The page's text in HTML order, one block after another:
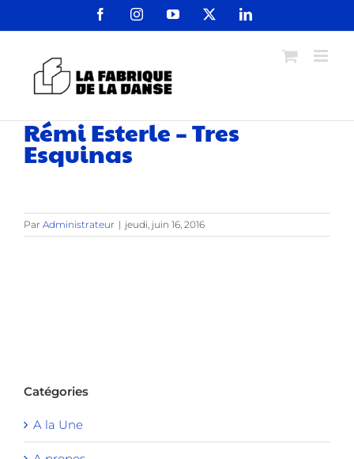
FacebookInstagramYouTube LinkedIn
Rémi Esterle – Tres
Esquinas
Par Administrateur | jeudi, juin 16, 2016
Catégories
A la Une